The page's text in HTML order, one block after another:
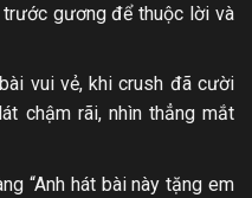
gương để thuộc lời và
vui vẻ, khi crush đã cười
chậm rãi, nhìn thẳng mắt
“Anh hát bài này tặng em